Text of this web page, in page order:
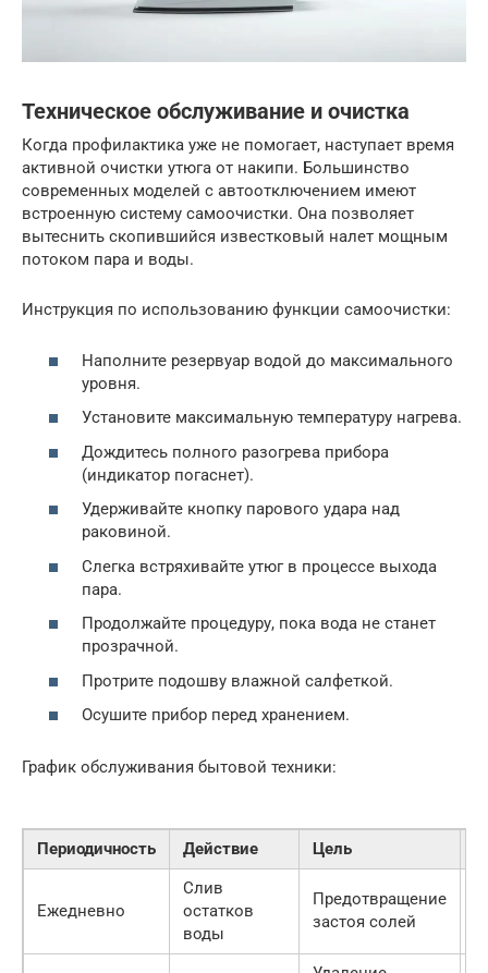
Техническое обслуживание и очистка
Когда профилактика уже не помогает, наступает время
активной очистки утюга от накипи. Большинство
современных моделей с автоотключением имеют
встроенную систему самоочистки. Она позволяет
вытеснить скопившийся известковый налет мощным
потоком пара и воды.
Инструкция по использованию функции самоочистки:
Наполните резервуар водой до максимального
уровня.
Установите максимальную температуру нагрева.
Дождитесь полного разогрева прибора
(индикатор погаснет).
Удерживайте кнопку парового удара над
раковиной.
Слегка встряхивайте утюг в процессе выхода
пара.
Продолжайте процедуру, пока вода не станет
прозрачной.
Протрите подошву влажной салфеткой.
Осушите прибор перед хранением.
График обслуживания бытовой техники:
Периодичность Действие Цель
Ежедневно
Слив
остатков
воды
Предотвращение
застоя солей